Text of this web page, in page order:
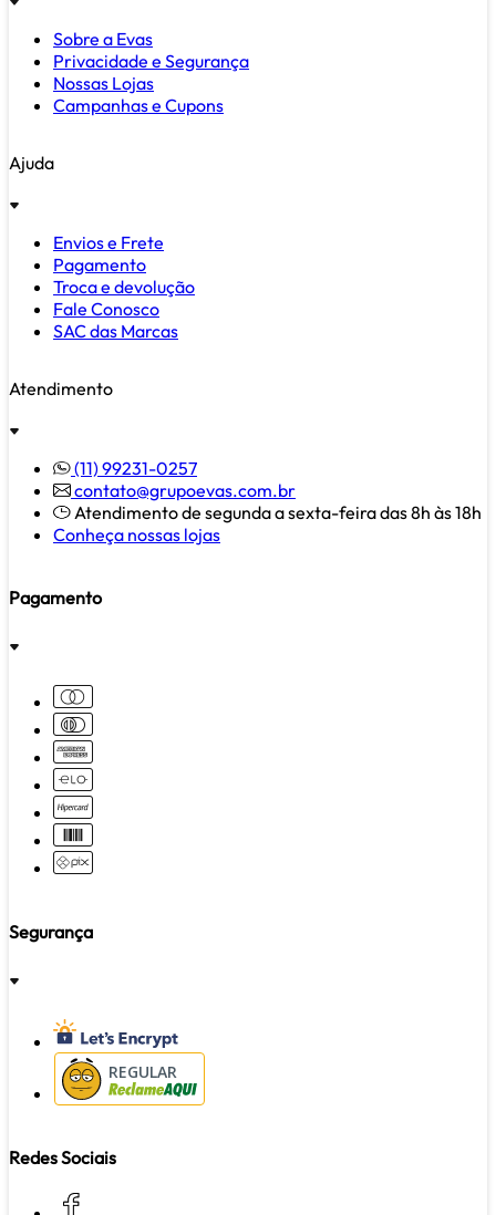
Sobre a Evas
Privacidade e Segurança
Nossas Lojas
Campanhas e Cupons
Ajuda
Envios e Frete
Pagamento
Troca e devolução
Fale Conosco
SAC das Marcas
Atendimento
(11) 99231-0257
contato@grupoevas.com.br
Atendimento de segunda a sexta-feira das 8h às 18h
Conheça nossas lojas
Pagamento
Segurança
REGULAR
Redes Sociais